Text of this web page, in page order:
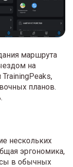
маршрута
на
планов.
нескольких
эргономика,
в обычных